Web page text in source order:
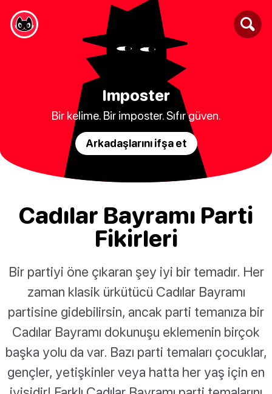
Imposter
Bir kelime. Bir imposter. Sıfır güven.
Arkadaşlarını ifşa et
Cadılar Bayramı Parti
Fikirleri
Bir partiyi öne çıkaran şey iyi bir temadır. Her
zaman klasik ürkütücü Cadılar Bayramı
partisine gidebilirsin, ancak parti temanıza bir
Cadılar Bayramı dokunuşu eklemenin birçok
başka yolu da var. Bazı parti temaları çocuklar,
gençler, yetişkinler veya hatta her yaş için en